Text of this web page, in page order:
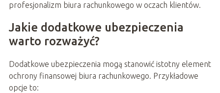
profesjonalizm biura rachunkowego w oczach klientów.
Jakie dodatkowe ubezpieczenia
warto rozważyć?
Dodatkowe ubezpieczenia mogą stanowić istotny element
ochrony finansowej biura rachunkowego. Przykładowe
opcje to: